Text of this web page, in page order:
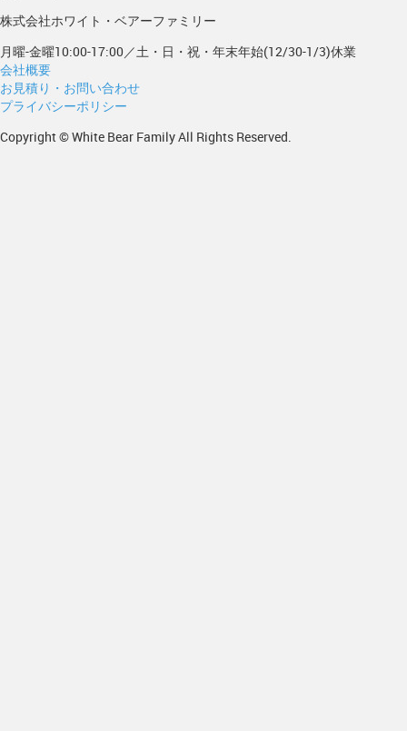
株式会社ホワイト・ベアーファミリー
月曜-金曜10:00-17:00／土・日・祝・年末年始(12/30-1/3)休業
会社概要
お見積り・お問い合わせ
プライバシーポリシー
Copyright © White Bear Family All Rights Reserved.